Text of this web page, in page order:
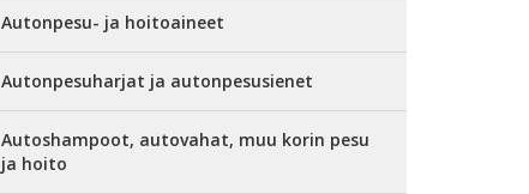
Autonpesu- ja hoitoaineet
Autonpesuharjat ja autonpesusienet
Autoshampoot, autovahat, muu korin pesu
ja hoito